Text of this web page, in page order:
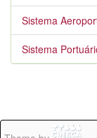
Sistema
Sistema